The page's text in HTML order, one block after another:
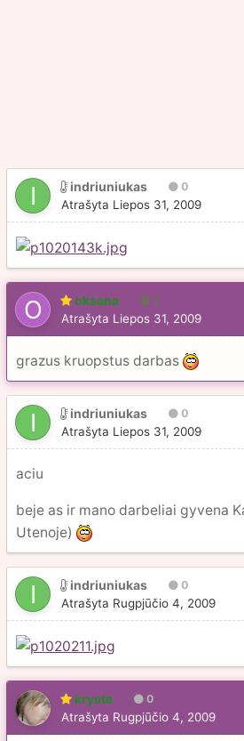
indriuniukas 0
Atrašyta Liepos 31, 2009
oksana 2
Atrašyta Liepos 31, 2009
grazus kruopstus darbas
indriuniukas 0
Atrašyta Liepos 31, 2009
aciu
beje as ir mano darbeliai gyvena
Utenoje)
indriuniukas 0
Atrašyta Rugpjūčio 4, 2009
kryste 0
Atrašyta Rugpjūčio 4, 2009